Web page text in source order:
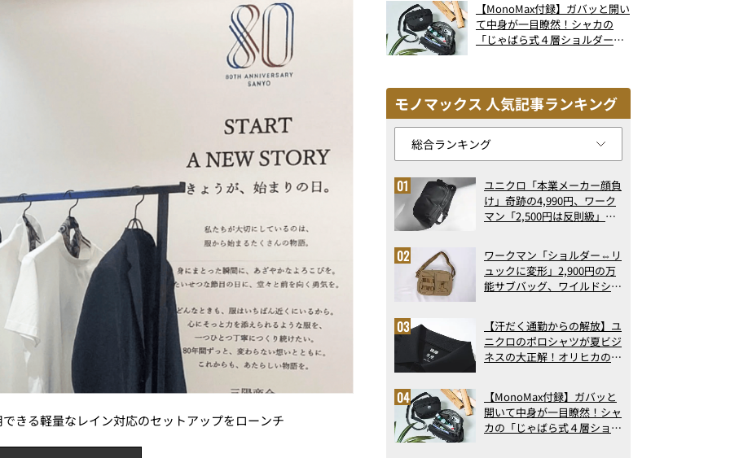
きる軽量なレイン対応のセットアップをローンチ
【MonoMax付録】ガバッと開い
て中身が一目瞭然！シャカの
「じゃばら式４層ショルダーバ
モノマックス 人気記事ランキング
ユニクロ「本業メーカー顔負
け」奇跡の4,990円、ワーク
マン「2,500円は反則級」凄
ト3】（2026年6月版）
ワークマン「ショルダー⇔リ
ュックに変形」2,900円の万
能サブバッグ、ワイルドシン
記事ランキングベスト3】
（2026年6月版）
【汗だく通勤からの解放】ユ
ニクロのポロシャツが夏ビジ
ネスの大正解！オリヒカの透
アの実力
【MonoMax付録】ガバッと
開いて中身が一目瞭然！シャ
カの「じゃばら式４層ショル